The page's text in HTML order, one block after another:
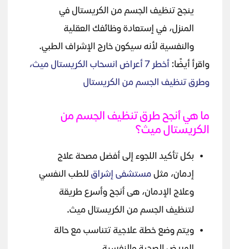
ينجح تنظيف الجسم من الكريستال في
المنزل، في إستعادة وظائفك العقلية
والنفسية لأنه سيكون خارج الإشراف الطبي.
واقرأ أيضًا:
أخطر 7 أعراض انسحاب الكريستال ميث،
وطرق تنظيف الجسم من الكريستال
ما هي أنجح طرق تنظيف الجسم من
الكريستال ميث؟
بكل تأكيد اللجوء إلى أفضل مصحة علاج
إدمان، مثل مستشفى إشراق للطب النفسي
وعلاج الإدمان، هى أنجح وأسرع طريقة
لتنظيف الجسم من الكريستال ميث.
ويتم وضع خطة علاجية تتناسب مع حالة